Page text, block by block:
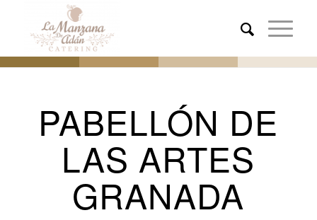
PABELLÓN DE
LAS ARTES
GRANADA